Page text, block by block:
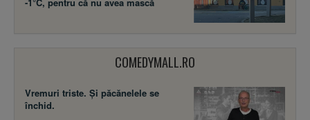
COMEDYMALL.RO
Vremuri triste. Şi păcănelele se
închid.